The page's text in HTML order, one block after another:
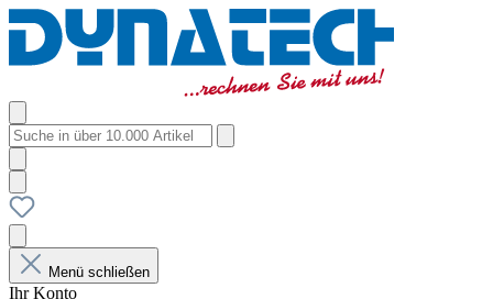
Menü schließen
Ihr Konto